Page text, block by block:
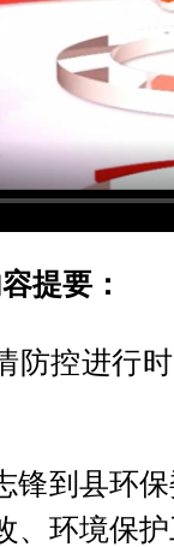
提要：
防控进行
锋到县环
、环境保